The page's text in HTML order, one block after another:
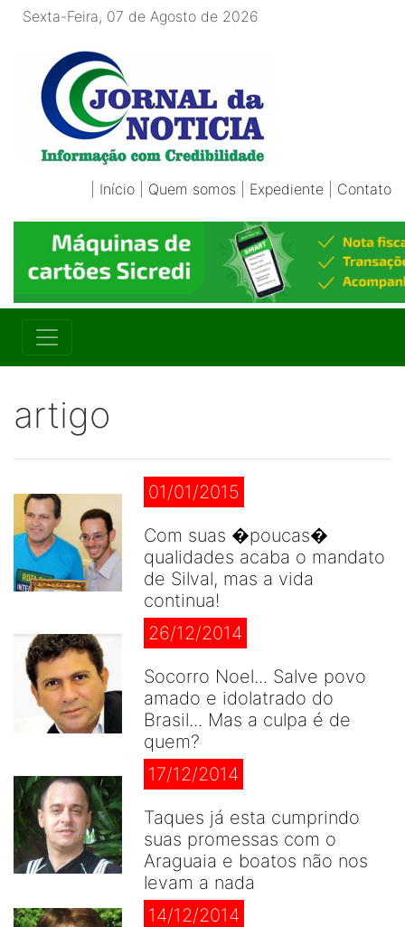
Sexta-Feira, 07 de Agosto de 2026
Início Quem somos Expediente Contato
artigo
01/01/2015
Com suas �poucas�
qualidades acaba o mandato
de Silval, mas a vida
continua!
26/12/2014
Socorro Noel... Salve povo
amado e idolatrado do
Brasil... Mas a culpa é de
quem?
17/12/2014
Taques já esta cumprindo
suas promessas com o
Araguaia e boatos não nos
levam a nada
14/12/2014